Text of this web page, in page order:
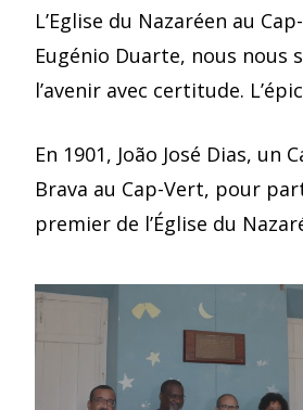
Hit enter to search or ESC to
L’Eglise du Nazaréen au
Eugénio Duarte, nous nous
l’avenir avec certitude.
En 1901, João José Dias,
Brava au Cap-Vert, pour
premier de l’Église du